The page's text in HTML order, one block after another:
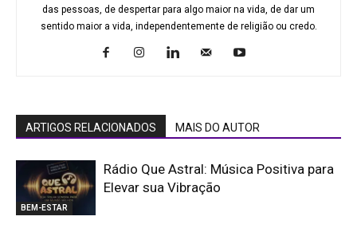
das pessoas, de despertar para algo maior na vida, de dar um
sentido maior a vida, independentemente de religião ou credo.
ARTIGOS RELACIONADOS MAIS DO AUTOR
BEM-ESTAR
Rádio Que Astral: Música Positiva para
Elevar sua Vibração